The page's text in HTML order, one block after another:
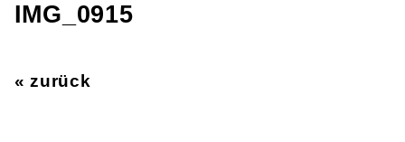
IMG_0915
« zurück